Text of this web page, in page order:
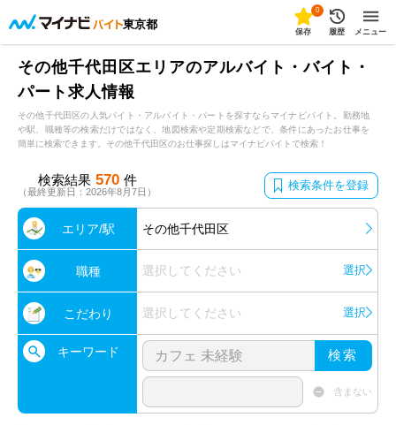
東京都
0
保存 履歴 メニュー
その他千代田区エリアのアルバイト・バイト・
パート求人情報
その他千代田区の人気バイト・アルバイト・パートを探すならマイナビバイト。勤務地
や駅、職種等の検索だけではなく、地図検索や定期検索などで、条件にあったお仕事を
簡単に検索できます。その他千代田区のお仕事探しはマイナビバイトで検索！
検索結果 570 件
（最終更新日：2026年8月7日） 検索条件を登録
エリア/駅 その他千代田区
職種 選択してください 選択
こだわり 選択してください 選択
キーワード 検索
含まない